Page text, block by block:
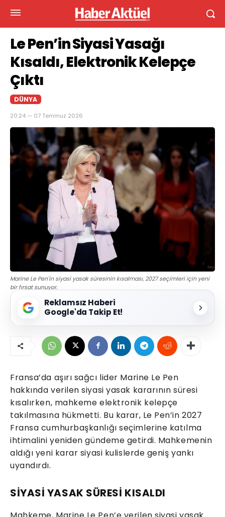
Le Pen’in Siyasi Yasağı
Kısaldı, Elektronik Kelepçe
Çıktı
DÜNYA
20:24 — 07 Temmuz 2026
Marine Le Pen'in siyasi yasak süresinin kısalması, 2027 seçimleri için yeni
bir fırsat sunuyor.
Reklamsız Haberi
Google'da Takip Et!
Fransa’da aşırı sağcı lider Marine Le Pen
hakkında verilen siyasi yasak kararının süresi
kısalırken, mahkeme elektronik kelepçe
takılmasına hükmetti. Bu karar, Le Pen’in 2027
Fransa cumhurbaşkanlığı seçimlerine katılma
ihtimalini yeniden gündeme getirdi. Mahkemenin
aldığı yeni karar siyasi kulislerde geniş yankı
uyandırdı.
SİYASİ YASAK SÜRESİ KISALDI